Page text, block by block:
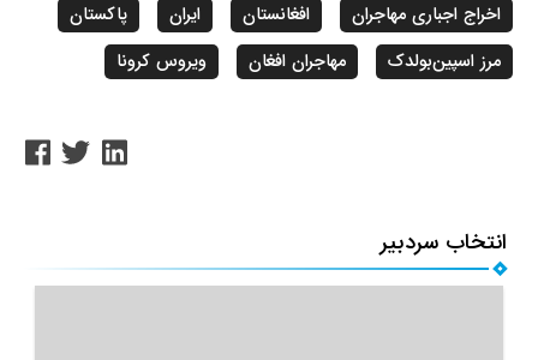
اخراج اجباری مهاجران افغانستان ایران
پاکستان
مرز اسپین‌بولدک
مهاجران افغان ویروس کرونا
انتخاب سردبیر